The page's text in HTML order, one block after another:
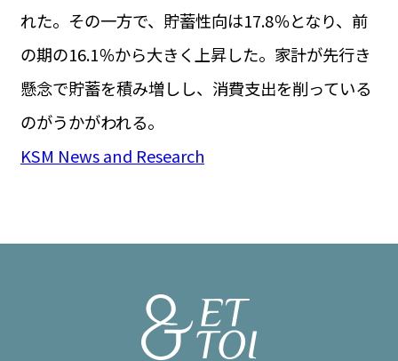
れた。その一方で、貯蓄性向は17.8％となり、前
の期の16.1％から大きく上昇した。家計が先行き
懸念で貯蓄を積み増しし、消費支出を削っている
のがうかがわれる。
KSM News and Research